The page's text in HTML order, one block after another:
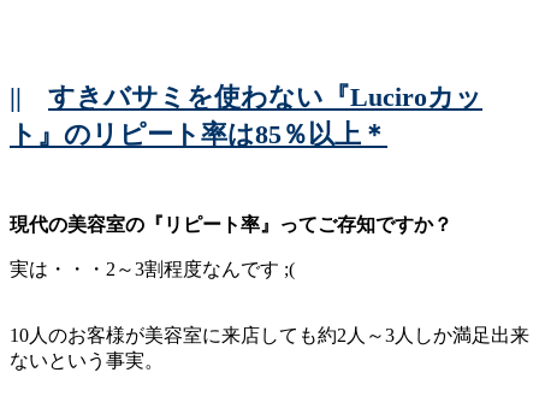
|| すきバサミを使わない『Luciroカッ
ト』のリピート率は85％以上＊
現代の美容室の『リピート率』ってご存知ですか？
実は・・・2～3割程度なんです ;(
10人のお客様が美容室に来店しても約2人～3人しか満足出来
ないという事実。